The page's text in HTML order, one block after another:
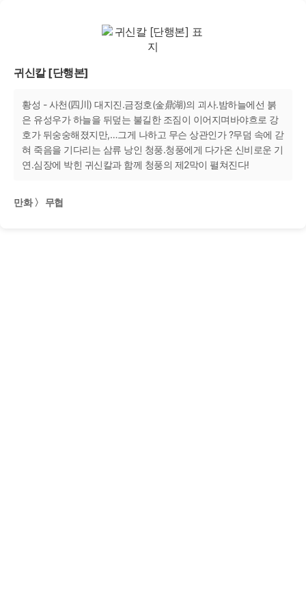
귀신칼 [단행본]
황성 - 사천(四川) 대지진.금정호(金鼎湖)의 괴사.밤하늘에선 붉
은 유성우가 하늘을 뒤덮는 불길한 조짐이 이어지며바야흐로 강
호가 뒤숭숭해졌지만,…그게 나하고 무슨 상관인가 ?무덤 속에 갇
혀 죽음을 기다리는 삼류 낭인 청풍.청풍에게 다가온 신비로운 기
연.심장에 박힌 귀신칼과 함께 청풍의 제2막이 펼쳐진다!
만화 〉 무협